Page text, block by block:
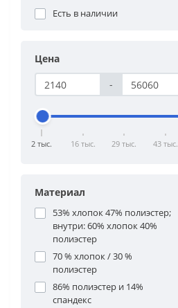
Есть в наличии
Цена
-
2 тыс. 16 тыс. 29 тыс. 43 тыс.
Материал
53% хлопок 47% полиэстер;
внутри: 60% хлопок 40%
полиэстер
70 % хлопок / 30 %
полиэстер
86% полиэстер и 14%
спандекс